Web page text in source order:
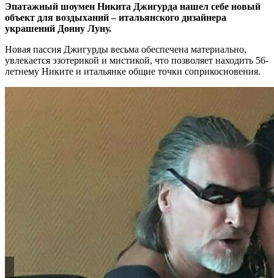
Эпатажный шоумен Никита Джигурда нашел себе новый
объект для воздыханий – итальянского дизайнера
украшений Донну Луну.
Новая пассия Джигурды весьма обеспечена материально,
увлекается эзотерикой и мистикой, что позволяет находить 56-
летнему Никите и итальянке общие точки соприкосновения.